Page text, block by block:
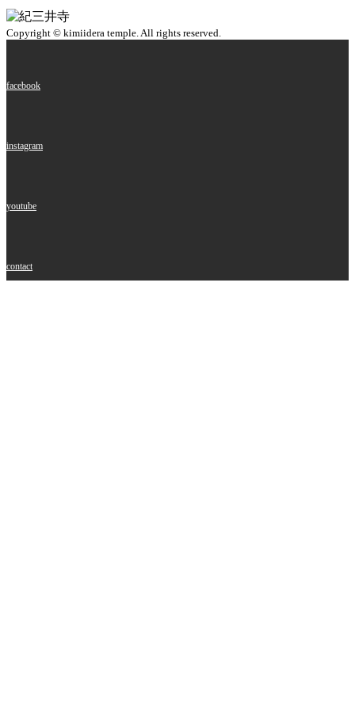
Copyright © kimiidera temple. All rights reserved.
facebook
instagram
youtube
contact